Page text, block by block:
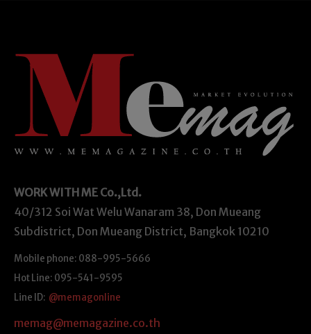
WORK WITH ME Co.,Ltd.
40/312 Soi Wat Welu Wanaram 38, Don Mueang
Subdistrict, Don Mueang District, Bangkok 10210
Mobile phone: 088-995-5666
Hot Line: 095-541-9595
Line ID: @memagonline
memag@memagazine.co.th